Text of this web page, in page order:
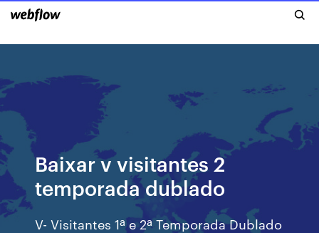
Baixar v visitantes 2
temporada dublado
V- Visitantes 1ª e 2ª Temporada Dublado